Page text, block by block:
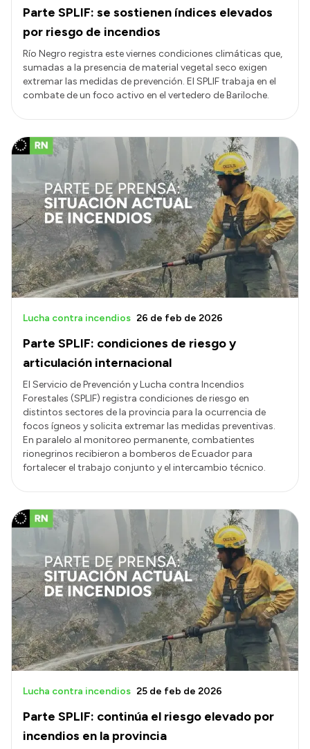
Parte SPLIF: se sostienen índices elevados
por riesgo de incendios
Río Negro registra este viernes condiciones climáticas que,
sumadas a la presencia de material vegetal seco exigen
extremar las medidas de prevención. El SPLIF trabaja en el
combate de un foco activo en el vertedero de Bariloche.
Parte SPLIF: condiciones de riesgo y
articulación internacional
Lucha contra incendios 26 de feb de 2026
El Servicio de Prevención y Lucha contra Incendios
Forestales (SPLIF) registra condiciones de riesgo en
distintos sectores de la provincia para la ocurrencia de
focos ígneos y solicita extremar las medidas preventivas.
En paralelo al monitoreo permanente, combatientes
rionegrinos recibieron a bomberos de Ecuador para
fortalecer el trabajo conjunto y el intercambio técnico.
Parte SPLIF: continúa el riesgo elevado por
incendios en la provincia
Lucha contra incendios 25 de feb de 2026